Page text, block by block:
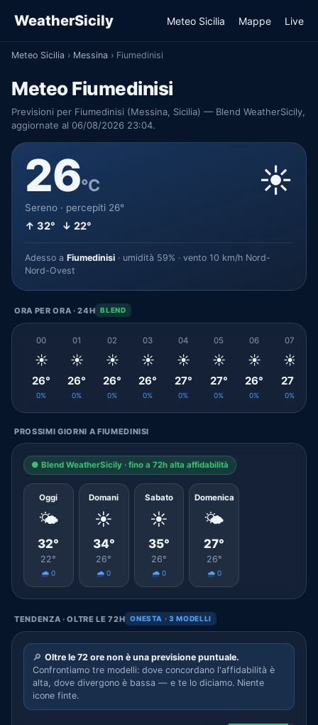
WeatherSicily Meteo Sicilia Mappe Live
Meteo Sicilia › Messina › Fiumedinisi
Meteo Fiumedinisi
Previsioni per Fiumedinisi (Messina, Sicilia) — Blend WeatherSicily,
aggiornate al 06/08/2026 23:04.
26°C
Sereno · percepiti 26°
↑ 32° ↓ 22°
☀️
Adesso a Fiumedinisi · umidità 59% · vento 10 km/h Nord-
Nord-Ovest
ORA PER ORA · 24H BLEND
00
☀️
26°
0%
01
☀️
26°
0%
02
☀️
26°
0%
03
☀️
26°
0%
04
☀️
27°
0%
05
☀️
27°
0%
06
☀️
26°
0%
07
☀️
27°
0%
PROSSIMI GIORNI A FIUMEDINISI
● Blend WeatherSicily · fino a 72h alta affidabilità
Oggi
🌤️
32°
22°
🌧️ 0
Domani
☀️
34°
26°
🌧️ 0
Sabato
☀️
35°
26°
🌧️ 0
Domenica
🌤️
27°
26°
🌧️ 0
TENDENZA · OLTRE LE 72H ONESTA · 3 MODELLI
🔎 Oltre le 72 ore non è una previsione puntuale.
Confrontiamo tre modelli: dove concordano l'affidabilità è
alta, dove divergono è bassa — e te lo diciamo. Niente
icone finte.